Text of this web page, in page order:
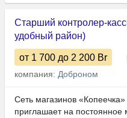
Старший контролер-
удобный район)
от 1 700 до 2 200 Br
компания: Доброном
Сеть магазинов
приглашает на